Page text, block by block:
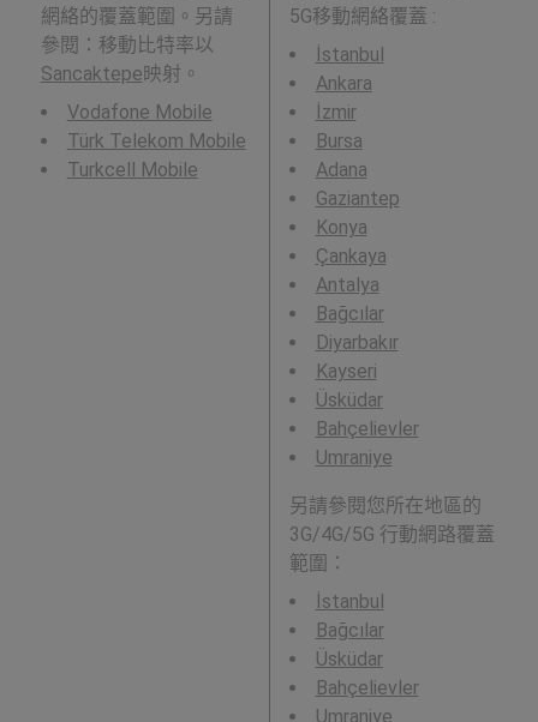
網絡的覆蓋範圍。另請
參閱：移動比特率以
Sancaktepe映射。
Vodafone Mobile
Türk Telekom Mobile
Turkcell Mobile
5G移動網絡覆蓋 :
İstanbul
Ankara
İzmir
Bursa
Adana
Gaziantep
Konya
Çankaya
Antalya
Bağcılar
Diyarbakır
Kayseri
Üsküdar
Bahçelievler
Umraniye
另請參閱您所在地區的
3G/4G/5G 行動網路覆蓋
範圍：
İstanbul
Bağcılar
Üsküdar
Bahçelievler
Umraniye